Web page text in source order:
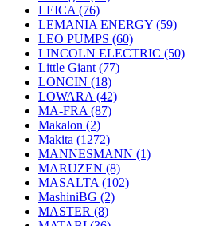
LEICA (76)
LEMANIA ENERGY (59)
LEO PUMPS (60)
LINCOLN ELECTRIC (50)
Little Giant (77)
LONCIN (18)
LOWARA (42)
MA-FRA (87)
Makalon (2)
Makita (1272)
MANNESMANN (1)
MARUZEN (8)
MASALTA (102)
MashiniBG (2)
MASTER (8)